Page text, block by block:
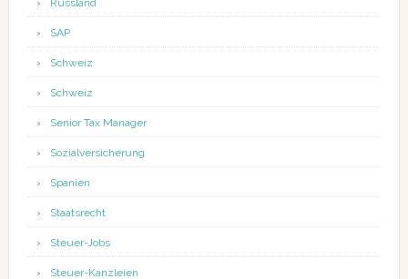
Russland
SAP
Schweiz
Schweiz
Senior Tax Manager
Sozialversicherung
Spanien
Staatsrecht
Steuer-Jobs
Steuer-Kanzleien